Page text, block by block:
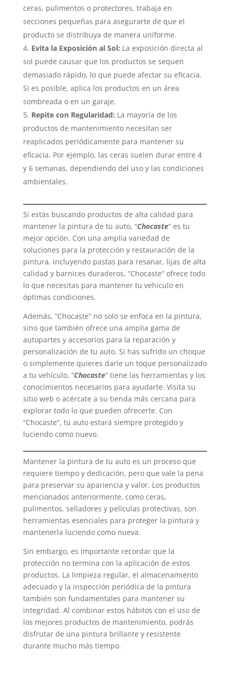
ceras, pulimentos o protectores, trabaja en
secciones pequeñas para asegurarte de que el
producto se distribuya de manera uniforme.
Evita la Exposición al Sol: La exposición directa al
sol puede causar que los productos se sequen
demasiado rápido, lo que puede afectar su eficacia.
Si es posible, aplica los productos en un área
sombreada o en un garaje.
Repite con Regularidad: La mayoría de los
productos de mantenimiento necesitan ser
reaplicados periódicamente para mantener su
eficacia. Por ejemplo, las ceras suelen durar entre 4
y 6 semanas, dependiendo del uso y las condiciones
ambientales.
Si estás buscando productos de alta calidad para
mantener la pintura de tu auto, “Chocaste” es tu
mejor opción. Con una amplia variedad de
soluciones para la protección y restauración de la
pintura, incluyendo pastas para resanar, lijas de alta
calidad y barnices duraderos, “Chocaste” ofrece todo
lo que necesitas para mantener tu vehículo en
óptimas condiciones.
Además, “Chocaste” no solo se enfoca en la pintura,
sino que también ofrece una amplia gama de
autopartes y accesorios para la reparación y
personalización de tu auto. Si has sufrido un choque
o simplemente quieres darle un toque personalizado
a tu vehículo, “Chocaste” tiene las herramientas y los
conocimientos necesarios para ayudarte. Visita su
sitio web o acércate a su tienda más cercana para
explorar todo lo que pueden ofrecerte. Con
“Chocaste”, tu auto estará siempre protegido y
luciendo como nuevo.
Mantener la pintura de tu auto es un proceso que
requiere tiempo y dedicación, pero que vale la pena
para preservar su apariencia y valor. Los productos
mencionados anteriormente, como ceras,
pulimentos, selladores y películas protectivas, son
herramientas esenciales para proteger la pintura y
mantenerla luciendo como nueva.
Sin embargo, es importante recordar que la
protección no termina con la aplicación de estos
productos. La limpieza regular, el almacenamiento
adecuado y la inspección periódica de la pintura
también son fundamentales para mantener su
integridad. Al combinar estos hábitos con el uso de
los mejores productos de mantenimiento, podrás
disfrutar de una pintura brillante y resistente
durante mucho más tiempo.